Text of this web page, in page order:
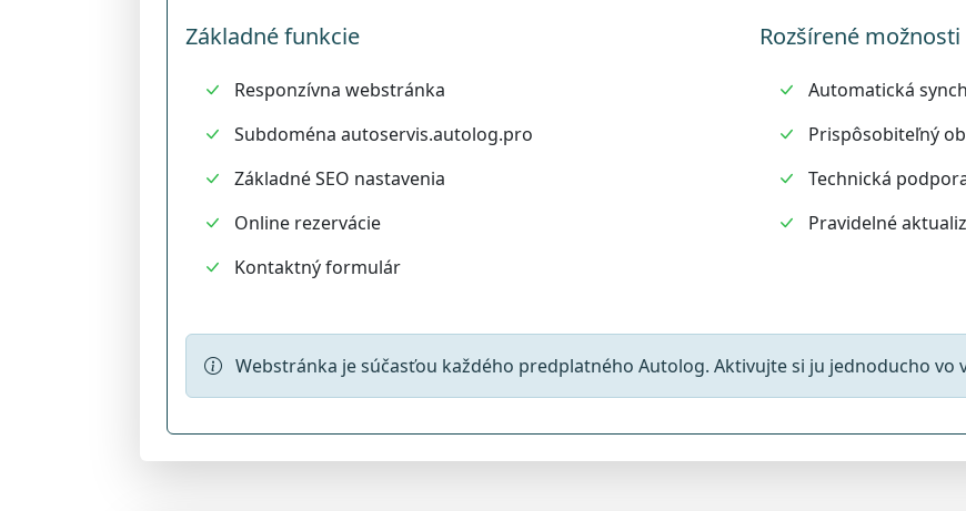
Základné funkcie
Responzívna webstránka
Subdoména autoservis.autolog.pro
Základné SEO nastavenia
Online rezervácie
Kontaktný formulár
Rozšírené možnosti
Automatická
Prispôsobiteľný
Technická
Pravidelné
Webstránka je súčasťou každého predplatného Autolog. Aktivujte si ju jednoducho vo